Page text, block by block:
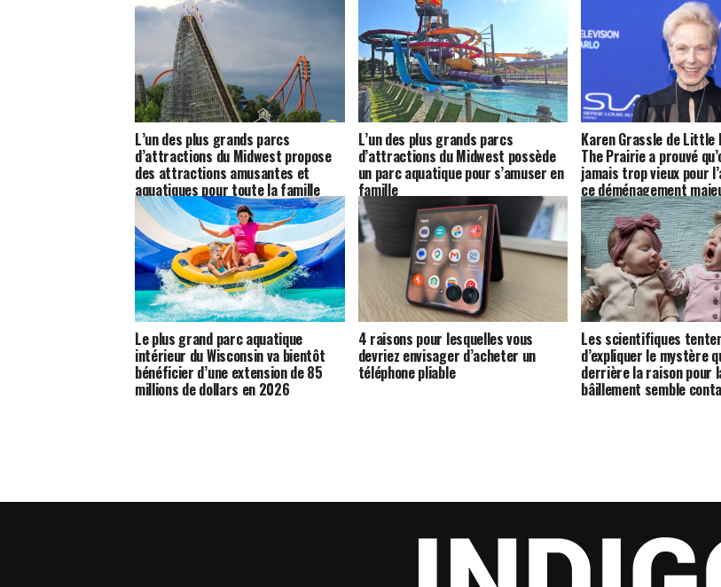
L’un des plus grands parcs
d’attractions du Midwest propose
des attractions amusantes et
aquatiques pour toute la famille
L’un des plus grands parcs
d’attractions du Midwest possède
un parc aquatique pour s’amuser en
famille
Karen Grassle de Little
The Prairie a prouvé
jamais trop vieux pour
ce déménagement
Le plus grand parc aquatique
intérieur du Wisconsin va bientôt
bénéficier d’une extension de 85
millions de dollars en 2026
4 raisons pour lesquelles vous
devriez envisager d’acheter un
téléphone pliable
Les scientifiques
d’expliquer le mystère
derrière la raison pour
bâillement semble